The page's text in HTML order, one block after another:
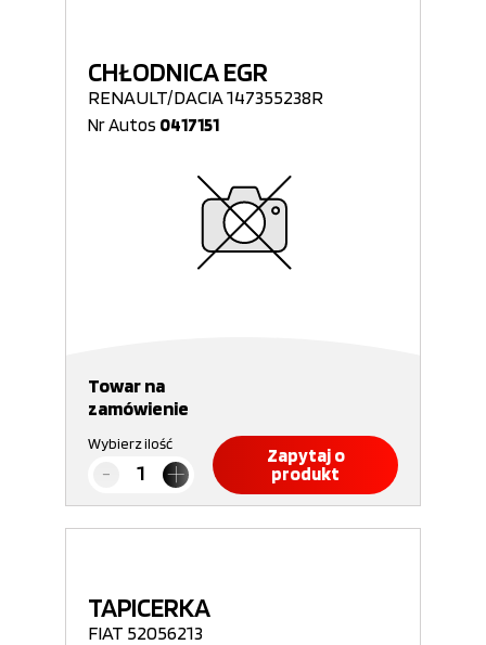
CHŁODNICA EGR
RENAULT/DACIA 147355238R
Nr Autos 0417151
Towar na
zamówienie
Wybierz ilość
Zapytaj o
produkt
TAPICERKA
FIAT 52056213